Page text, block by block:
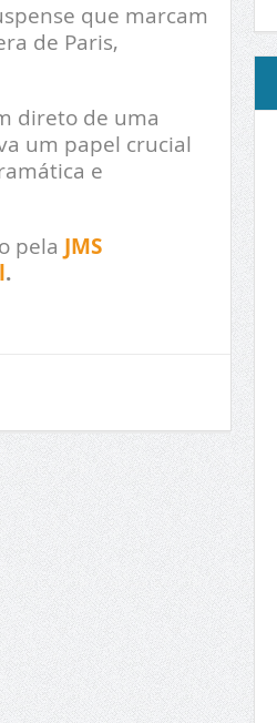
que marcam
de Paris,
direto de uma
um papel crucial
e
pela JMS
.